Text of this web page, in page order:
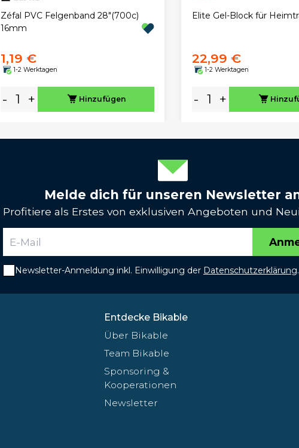
Zéfal PVC Felgenband 28"(700c)
16mm
1,19 €
1-2 Werktagen
- + Hinzufügen
Elite Gel-Block für
22,99 €
1-2 Werktagen
- +
Melde dich für unseren Newsletter
Profitiere als Erstes von exklusiven Angeboten und
Newsletter-Anmeldung inkl. Einwilligung der Datenschutzerklärung.
Entdecke Bikable
Über Bikable
Team Bikable
Sponsoring &
Kooperationen
Newsletter